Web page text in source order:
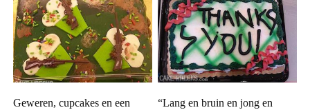
Geweren, cupcakes en een
“Lang en bruin en jong en